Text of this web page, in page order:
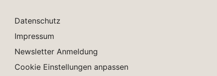
Datenschutz
Impressum
Newsletter Anmeldung
Cookie Einstellungen anpassen